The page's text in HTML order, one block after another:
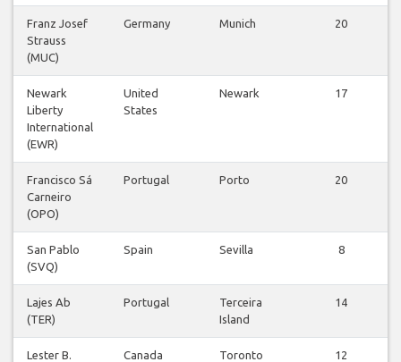
Franz Josef
Strauss
(MUC)
Germany Munich 20
Newark
Liberty
International
(EWR)
United
States
Newark 17
Francisco Sá
Carneiro
(OPO)
Portugal Porto 20
San Pablo
(SVQ)
Spain Sevilla 8
Lajes Ab
(TER)
Portugal
Terceira
Island
14
Lester B.
Canada Toronto 12